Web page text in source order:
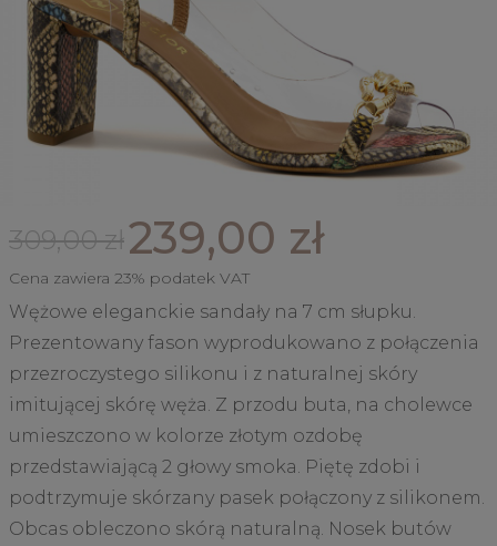
309,00 zł239,00 zł
Cena zawiera 23% podatek VAT
Wężowe eleganckie sandały na 7 cm słupku.
Prezentowany fason wyprodukowano z połączenia
przezroczystego silikonu i z naturalnej skóry
imitującej skórę węża. Z przodu buta, na cholewce
umieszczono w kolorze złotym ozdobę
przedstawiającą 2 głowy smoka. Piętę zdobi i
podtrzymuje skórzany pasek połączony z silikonem.
Obcas obleczono skórą naturalną. Nosek butów